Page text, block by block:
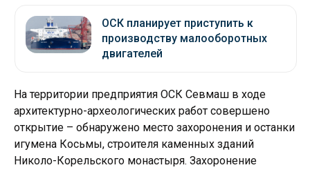
ОСК планирует приступить к
производству малооборотных
двигателей
На территории предприятия ОСК Севмаш в ходе
архитектурно-археологических работ совершено
открытие – обнаружено место захоронения и останки
игумена Косьмы, строителя каменных зданий
Николо-Корельского монастыря. Захоронение